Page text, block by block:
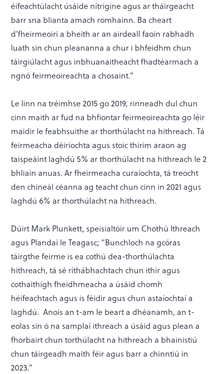
éifeachtúlacht úsáide nítrigine agus ar tháirgeacht
barr sna blianta amach romhainn. Ba cheart
d’fheirmeoirí a bheith ar an airdeall faoin rabhadh
luath sin chun pleananna a chur i bhfeidhm chun
táirgiúlacht agus inbhuanaitheacht fhadtéarmach a
ngnó feirmeoireachta a chosaint.”
Le linn na tréimhse 2015 go 2019, rinneadh dul chun
cinn maith ar fud na bhfiontar feirmeoireachta go léir
maidir le feabhsuithe ar thorthúlacht na hithreach. Tá
feirmeacha déiríochta agus stoic thirim araon ag
taispeáint laghdú 5% ar thorthúlacht na hithreach le 2
bhliain anuas. Ar fheirmeacha curaíochta, tá treocht
den chineál céanna ag teacht chun cinn in 2021 agus
laghdú 6% ar thorthúlacht na hithreach.
Dúirt Mark Plunkett, speisialtóir um Chothú Ithreach
agus Plandaí le Teagasc; “Bunchloch na gcóras
táirgthe feirme is ea cothú dea-thorthúlachta
hithreach, tá sé ríthábhachtach chun ithir agus
cothaithigh fheidhmeacha a úsáid chomh
héifeachtach agus is féidir agus chun astaíochtaí a
laghdú. Anois an t-am le beart a dhéanamh, an t-
eolas sin ó na samplaí ithreach a úsáid agus plean a
fhorbairt chun torthúlacht na hithreach a bhainistiú
chun táirgeadh maith féir agus barr a chinntiú in
2023.”